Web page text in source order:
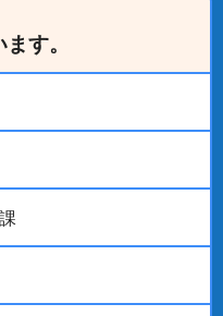
す。